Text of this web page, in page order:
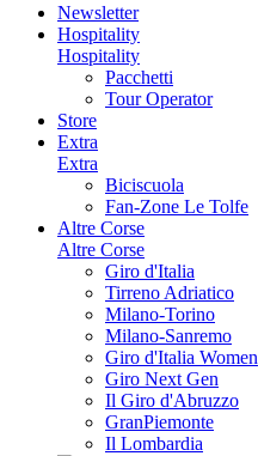
Newsletter
Hospitality
Hospitality
Pacchetti
Tour Operator
Store
Extra
Extra
Biciscuola
Fan-Zone Le Tolfe
Altre Corse
Altre Corse
Giro d'Italia
Tirreno Adriatico
Milano-Torino
Milano-Sanremo
Giro d'Italia Women
Giro Next Gen
Il Giro d'Abruzzo
GranPiemonte
Il Lombardia